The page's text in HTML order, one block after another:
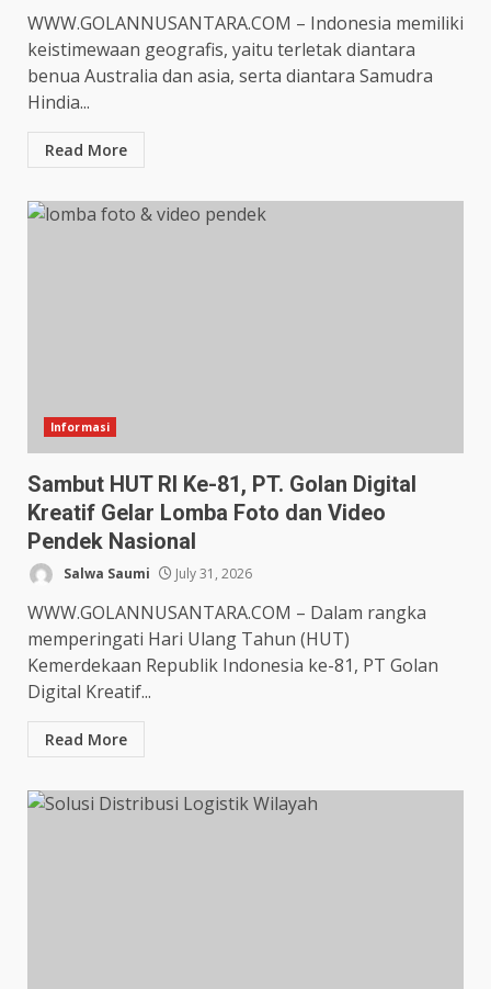
WWW.GOLANNUSANTARA.COM – Indonesia memiliki
keistimewaan geografis, yaitu terletak diantara
benua Australia dan asia, serta diantara Samudra
Hindia...
Read More
Informasi
Sambut HUT RI Ke-81, PT. Golan Digital
Kreatif Gelar Lomba Foto dan Video
Pendek Nasional
Salwa Saumi July 31, 2026
WWW.GOLANNUSANTARA.COM – Dalam rangka
memperingati Hari Ulang Tahun (HUT)
Kemerdekaan Republik Indonesia ke-81, PT Golan
Digital Kreatif...
Read More